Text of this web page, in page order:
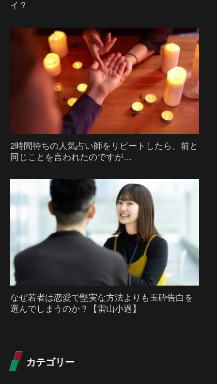
イ？
2時間待ちの人気占い師をリピートしたら、前と
同じことを言われたのですが…
なぜ若者は恋愛で堅実な方法よりも玉砕告白を
選んでしまうのか？【雷山小過】
カテゴリー